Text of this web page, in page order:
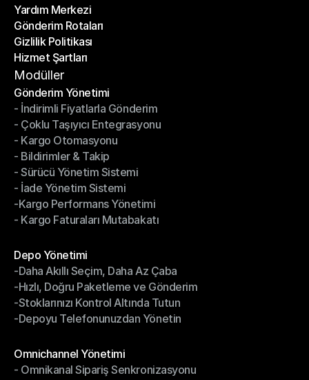
OTO Haberleri
Yardım Merkezi
Yardım Merkezi
Gönderim Rotaları
Gönderim Rotaları
Gizlilik Politikası
Gizlilik Politikası
Hizmet Şartları
Hizmet Şartları
Modüller
Gönderim Yönetimi
Gönderim Yönetimi
- İndirimli Fiyatlarla Gönderim
- İndirimli Fiyatlarla Gönderim
- Çoklu Taşıyıcı Entegrasyonu
- Çoklu Taşıyıcı Entegrasyonu
- Kargo Otomasyonu
- Kargo Otomasyonu
- Bildirimler & Takip
- Bildirimler & Takip
- Sürücü Yönetim Sistemi
- Sürücü Yönetim Sistemi
- İade Yönetim Sistemi
- İade Yönetim Sistemi
-Kargo Performans Yönetimi
-Kargo Performans Yönetimi
- Kargo Faturaları Mutabakatı
Depo Yönetimi
Depo Yönetimi
-Daha Akıllı Seçim, Daha Az Çaba
-Daha Akıllı Seçim, Daha Az Çaba
-Hızlı, Doğru Paketleme ve Gönderim
-Hızlı, Doğru Paketleme ve Gönderim
-Stoklarınızı Kontrol Altında Tutun
-Stoklarınızı Kontrol Altında Tutun
-Depoyu Telefonunuzdan Yönetin
Omnichannel Yönetimi
Omnichannel Yönetimi
- Omnikanal Sipariş Senkronizasyonu